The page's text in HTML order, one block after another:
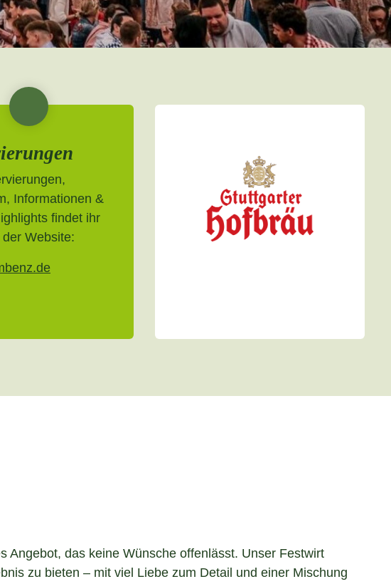
Informationen &
findet ihr
Website:
Angebot, das keine Wünsche offenlässt. Unser Festwirt
zu bieten – mit viel Liebe zum Detail und einer Mischung